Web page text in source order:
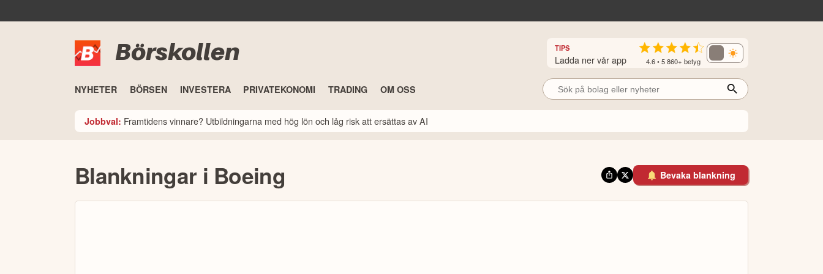
Börskollen TIPS
Ladda ner vår app 4.6 • 5 860+ betyg
NYHETER BÖRSEN INVESTERA PRIVATEKONOMI TRADING OM OSS
Jobbval: Framtidens vinnare? Utbildningarna med hög lön och låg risk att ersättas av AI
Blankningar i Boeing Bevaka blankning